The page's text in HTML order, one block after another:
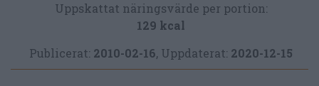
Uppskattat näringsvärde per portion:
129 kcal
Publicerat: 2010-02-16, Uppdaterat: 2020-12-15